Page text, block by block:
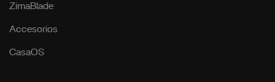
ZimaBlade
Accesorios
CasaOS